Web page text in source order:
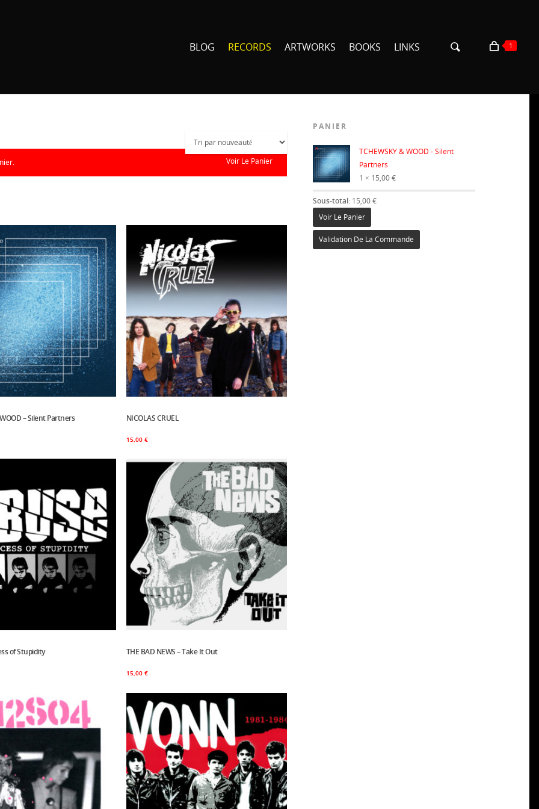
BLOG RECORDS ARTWORKS BOOKS LINKS 1
Voir Le Panier
– Silent Partners Ajouter Au Panier
NICOLAS CRUEL
15,00 €
of Stupidity Ajouter Au Panier
THE BAD NEWS – Take It Out
15,00 €
PANIER
×
TCHEWSKY & WOOD - Silent
Partners
1 × 15,00€
Sous-total: 15,00€
Voir Le Panier
Validation De La Commande